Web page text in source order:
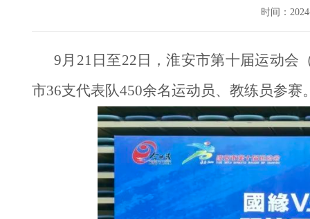
时间：
9月21日至22日，淮安市第十届运动会
市36支代表队450余名运动员、教练员参赛